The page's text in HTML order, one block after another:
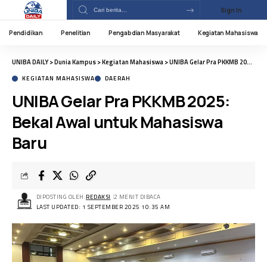
Sign In
Pendidikan Penelitian Pengabdian Masyarakat Kegiatan Mahasiswa
UNIBA DAILY>Dunia Kampus>Kegiatan Mahasiswa>UNIBA Gelar Pra PKKMB 2025: Bekal Awal untuk Mahasiswa Baru
KEGIATAN MAHASISWA DAERAH
UNIBA Gelar Pra PKKMB 2025:
Bekal Awal untuk Mahasiswa
Baru
LAST UPDATED: 1 SEPTEMBER 2025 10:35 AM
DIPOSTING OLEH:REDAKSI 2 MENIT DIBACA